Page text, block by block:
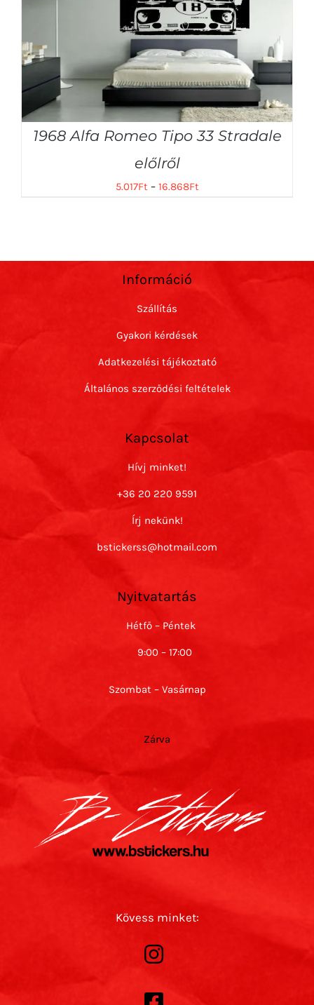
1968 Alfa Romeo Tipo 33 Stradale
előlről
5.017Ft– 16.868Ft
Információ
Szállítás
Gyakori kérdések
Adatkezelési tájékoztató
Általános szerződési feltételek
Kapcsolat
Hívj minket!
+36 20 220 9591
Írj nekünk!
bstickerss@hotmail.com
Nyitvatartás
Hétfő – Péntek
9:00 – 17:00
Szombat – Vasárnap
Zárva
Kövess minket: